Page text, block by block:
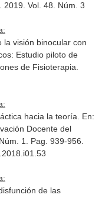
. 2019. Vol. 48. Núm. 3
la visión binocular con
Estudio piloto de
de Fisioterapia
hacia la teoría. En:
Docente del
1. Pag. 939-956.
de las